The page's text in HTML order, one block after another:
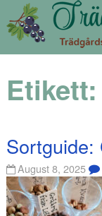
Etikett:
Sortguide:
August 8, 2025